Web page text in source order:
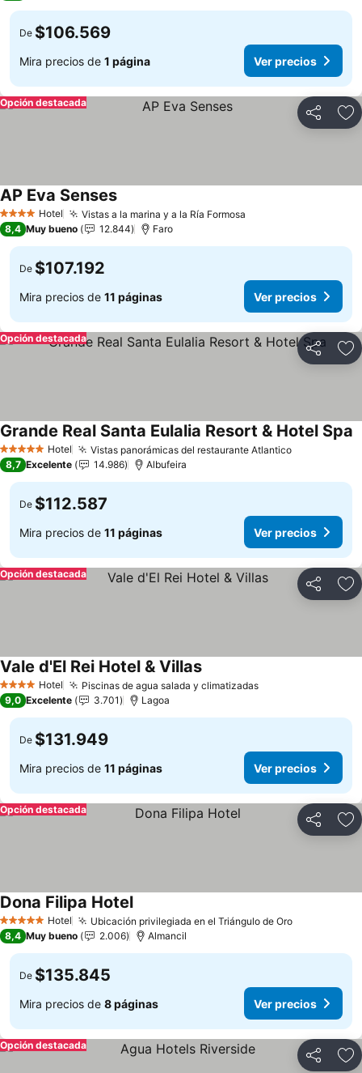
De $106.569
Mira precios de 1 página Ver precios
Compartir
Opción destacada
4 EstrellasHotel Vistas a la marina y a la Ría Formosa
AP Eva Senses
8,4 Muy bueno 12.844 Faro
De $107.192
Mira precios de 11 páginas Ver precios
Compartir
Opción destacada
5 Estrellas Hotel Vistas panorámicas del restaurante Atlantico
Grande Real Santa Eulalia Resort & Hotel Spa
8,7 Excelente 14.986 Albufeira
De $112.587
Mira precios de 11 páginas Ver precios
Compartir
Opción destacada
4 EstrellasHotel Piscinas de agua salada y climatizadas
Vale d'El Rei Hotel & Villas
9,0 Excelente 3.701 Lagoa
De $131.949
Mira precios de 11 páginas Ver precios
Compartir
Opción destacada
5 Estrellas Hotel Ubicación privilegiada en el Triángulo de Oro
Dona Filipa Hotel
8,4 Muy bueno 2.006 Almancil
De $135.845
Mira precios de 8 páginas Ver precios
Compartir
Opción destacada